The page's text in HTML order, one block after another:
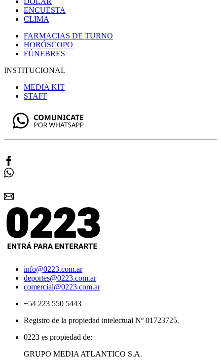
ENCUESTA
CLIMA
FARMACIAS DE TURNO
HORÓSCOPO
FÚNEBRES
INSTITUCIONAL
MEDIA KIT
STAFF
info@0223.com.ar
deportes@0223.com.ar
comercial@0223.com.ar
+54 223 550 5443
Registro de la propiedad intelectual Nº 01723725.
0223 es propiedad de:
GRUPO MEDIA ATLANTICO S.A.